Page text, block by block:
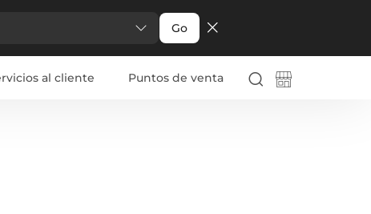
Go
al cliente Puntos de venta